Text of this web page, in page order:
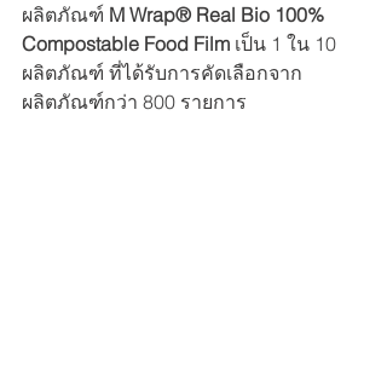
ผลิตภัณฑ์ M Wrap® Real Bio 100%
Compostable Food Film เป็น 1 ใน 10
ผลิตภัณฑ์ ที่ได้รับการคัดเลือกจาก
ผลิตภัณฑ์กว่า 800 รายการ